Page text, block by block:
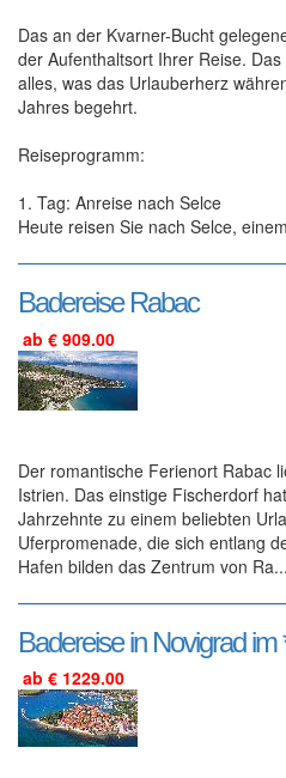
Das an der Kvarner-Bucht
der Aufenthaltsort Ihrer Reise.
alles, was das Urlauberherz
Jahres begehrt.
Reiseprogramm:
1. Tag: Anreise nach Selce
Heute reisen Sie nach Selce,
Badereise Rabac
ab € 909.00
Der romantische Ferienort Rabac
Istrien. Das einstige Fischerdorf
Jahrzehnte zu einem beliebten
Uferpromenade, die sich entlang
Hafen bilden das Zentrum von Ra...
Badereise in Novigrad im
ab € 1229.00